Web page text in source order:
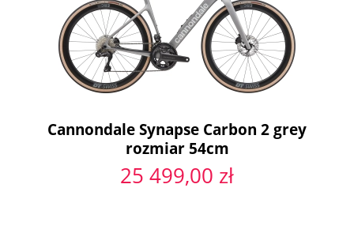
Cannondale Synapse Carbon 2 grey
rozmiar 54cm
25 499,00 zł